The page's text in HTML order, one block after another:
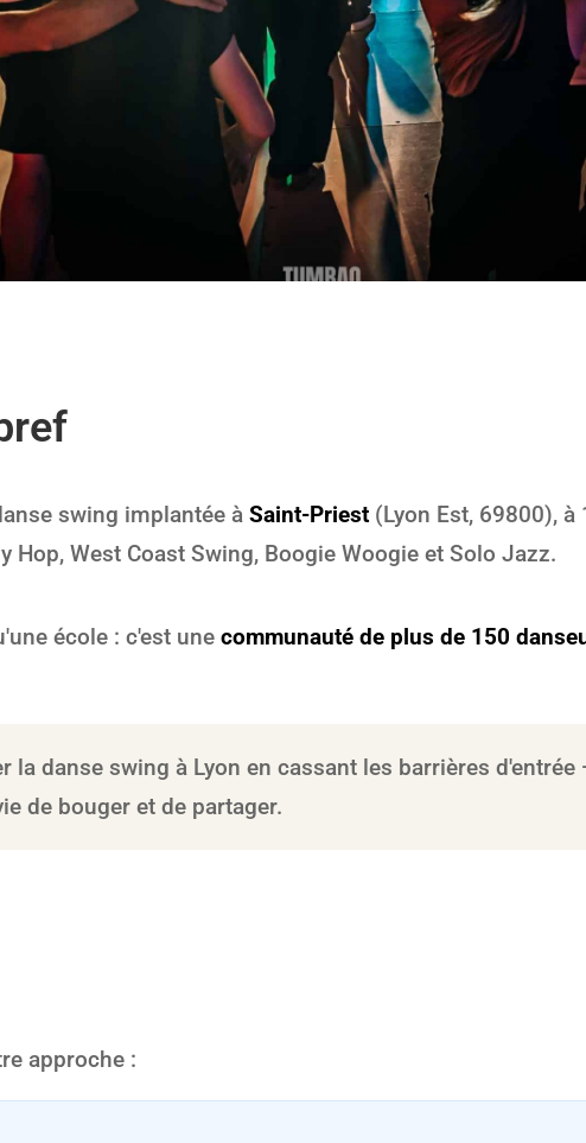
swing implantée àSaint-Priest (Lyon Est, 69800),
Hop, West Coast Swing, Boogie Woogie et Solo Jazz.
école : c'est unecommunauté de plus de 150
la danse swing à Lyon en cassant les barrières
de bouger et de partager.
approche :